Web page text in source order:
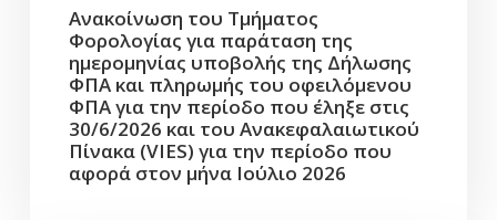
Ανακοίνωση του Τμήματος
Φορολογίας για παράταση της
ημερομηνίας υποβολής της Δήλωσης
ΦΠΑ και πληρωμής του οφειλόμενου
ΦΠΑ για την περίοδο που έληξε στις
30/6/2026 και του Ανακεφαλαιωτικού
Πίνακα (VIES) για την περίοδο που
αφορά στον μήνα Ιούλιο 2026